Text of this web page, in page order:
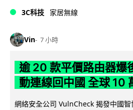
3C科技 家居無線
Vin 7 小時
逾 20 款平價路由器爆
動連線回中國 全球 10
網絡安全公司 VulnCheck 揭發中國